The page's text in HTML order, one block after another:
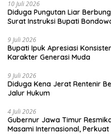
10 Juli 2026
Diduga Pungutan Liar
Surat Instruksi Bupati
9 Juli 2026
Bupati Ipuk Apresiasi
Karakter Generasi Muda
9 Juli 2026
Diduga Kena Jerat Rentenir
Jalur Hukum
4 Juli 2026
Gubernur Jawa Timur
Masami Internasional,